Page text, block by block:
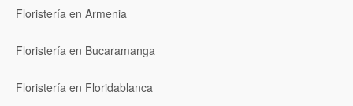
Floristería en Armenia
Floristería en Bucaramanga
Floristería en Floridablanca